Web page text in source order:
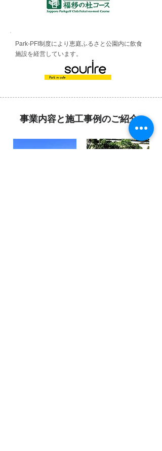
Park-PFI制度により恵庭ふるさと公園内に飲食
施設を経営しています。
​事業内容と施工事例のご紹介